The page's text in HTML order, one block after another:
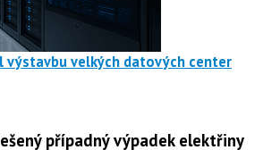
výstavbu velkých datových center
případný výpadek elektřiny